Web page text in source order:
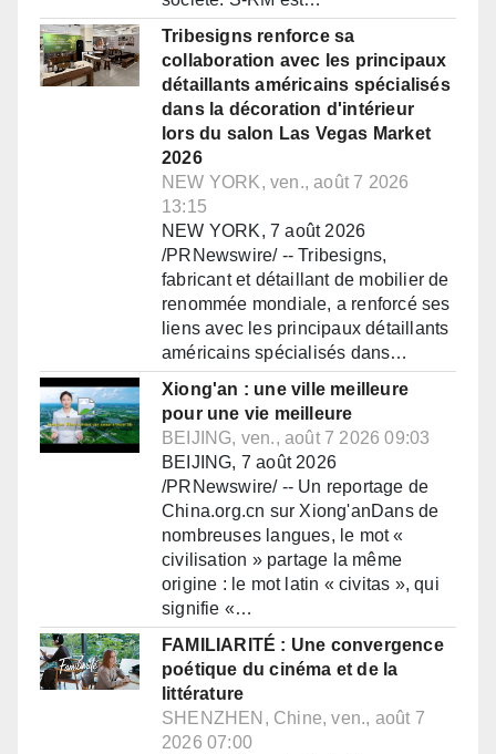
Tribesigns renforce sa
collaboration avec les principaux
détaillants américains spécialisés
dans la décoration d'intérieur
lors du salon Las Vegas Market
2026
NEW YORK, ven., août 7 2026
13:15
NEW YORK, 7 août 2026
/PRNewswire/ -- Tribesigns,
fabricant et détaillant de mobilier de
renommée mondiale, a renforcé ses
liens avec les principaux détaillants
américains spécialisés dans…
Xiong'an : une ville meilleure
pour une vie meilleure
BEIJING, ven., août 7 2026 09:03
BEIJING, 7 août 2026
/PRNewswire/ -- Un reportage de
China.org.cn sur Xiong'anDans de
nombreuses langues, le mot «
civilisation » partage la même
origine : le mot latin « civitas », qui
signifie «…
FAMILIARITÉ : Une convergence
poétique du cinéma et de la
littérature
SHENZHEN, Chine, ven., août 7
2026 07:00